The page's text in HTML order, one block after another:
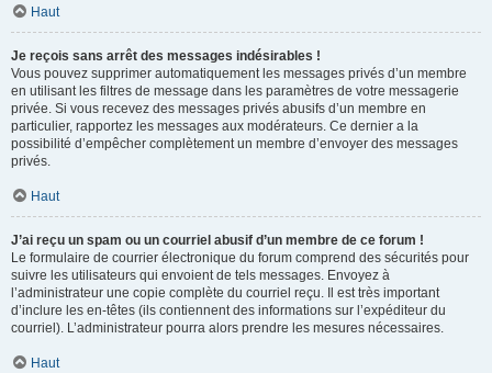
Haut
Je reçois sans arrêt des messages indésirables !
Vous pouvez supprimer automatiquement les messages privés d’un membre
en utilisant les filtres de message dans les paramètres de votre messagerie
privée. Si vous recevez des messages privés abusifs d’un membre en
particulier, rapportez les messages aux modérateurs. Ce dernier a la
possibilité d’empêcher complètement un membre d’envoyer des messages
privés.
Haut
J’ai reçu un spam ou un courriel abusif d’un membre de ce forum !
Le formulaire de courrier électronique du forum comprend des sécurités pour
suivre les utilisateurs qui envoient de tels messages. Envoyez à
l’administrateur une copie complète du courriel reçu. Il est très important
d’inclure les en-têtes (ils contiennent des informations sur l’expéditeur du
courriel). L’administrateur pourra alors prendre les mesures nécessaires.
Haut